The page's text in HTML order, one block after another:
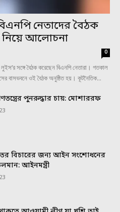
নেতাদের বৈঠক
নিয়ে আলোচনা
0
সঙ্গে বৈঠক করেছেন বিএনপি নেতারা। গতকাল
বাসভবনে ওই বৈঠক অনুষ্ঠিত হয়। কূটনৈতিক...
পুনরুদ্ধার চায়: মোশাররফ
বিচারের জন্য আইন সংশোধনের
আইনমন্ত্রী